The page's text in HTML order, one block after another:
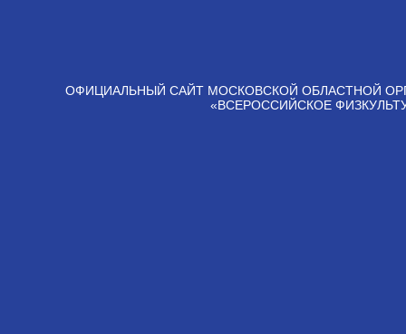
ОФИЦИАЛЬНЫЙ САЙТ МОСКОВСКОЙ ОБЛАСТНОЙ
«ВСЕРОССИЙСКОЕ